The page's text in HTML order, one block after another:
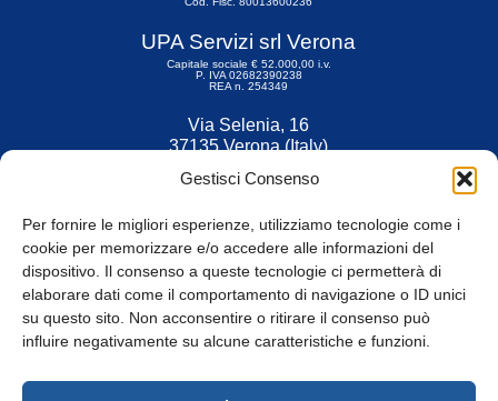
Gestisci Consenso
Per fornire le migliori esperienze, utilizziamo tecnologie come i
cookie per memorizzare e/o accedere alle informazioni del
dispositivo. Il consenso a queste tecnologie ci permetterà di
elaborare dati come il comportamento di navigazione o ID unici
su questo sito. Non acconsentire o ritirare il consenso può
influire negativamente su alcune caratteristiche e funzioni.
UPA Servizi srl Verona
Capitale sociale € 52.000,00 i.v.
P. IVA 02682390238
REA n. 254349
Via Selenia, 16
37135 Verona (Italy)
Fax 045 9211599
© Tutti i diritti riservati